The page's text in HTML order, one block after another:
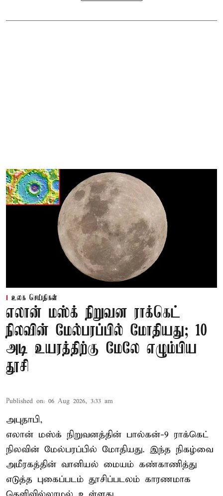
உலக செய்திகள்
எலான் மஸ்க் நிறுவன ராக்கெட்
நிலவின் மேல்பரப்பில் மோதியது; 10
அடி உயரத்திற்கு மேலே எழும்பிய
தூசி
Published on: 06 Aug 2026, 3:33 am
அபுதாபி,
எலான் மஸ்க் நிறுவனத்தின் பால்கன்-9 ராக்கெட்
நிலவின் மேல்பரப்பில் மோதியது. இந்த நிகழ்வை
அமீரகத்தின் வானியல் மையம் கண்காணித்து
எடுத்த புகைப்படம் தூசிப்படலம் காரணமாக